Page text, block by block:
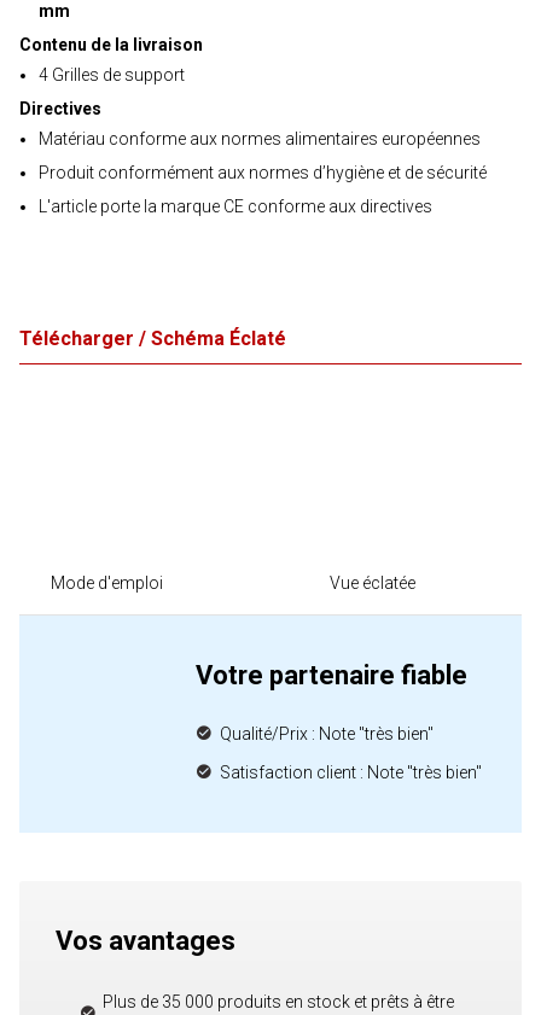
mm
Contenu de la livraison
4 Grilles de support
Directives
Matériau conforme aux normes alimentaires européennes
Produit conformément aux normes d’hygiène et de sécurité
L'article porte la marque CE conforme aux directives
Télécharger / Schéma Éclaté
Mode d'emploi Vue éclatée
Votre partenaire fiable
Qualité/Prix : Note "très bien"
Satisfaction client : Note "très bien"
Vos avantages
Plus de 35 000 produits en stock et prêts à être